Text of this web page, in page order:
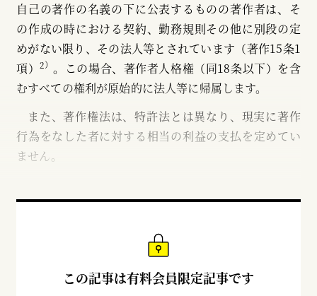
自己の著作の名義の下に公表するものの著作者は、そ
の作成の時における契約、勤務規則その他に別段の定
めがない限り、その法人等とされています（著作15条1
項）2） 。この場合、著作者人格権（同18条以下）を含
むすべての権利が原始的に法人等に帰属します。
また、著作権法は、特許法とは異なり、現実に著作
行為をなした者に対する相当の利益の支払を定めてい
ません。
この記事は有料会員限定記事です